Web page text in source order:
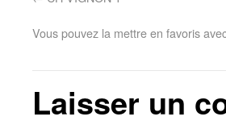
Vous pouvez la mettre en favoris
Laisser un